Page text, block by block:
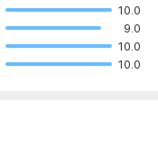
10.0
9.0
10.0
10.0